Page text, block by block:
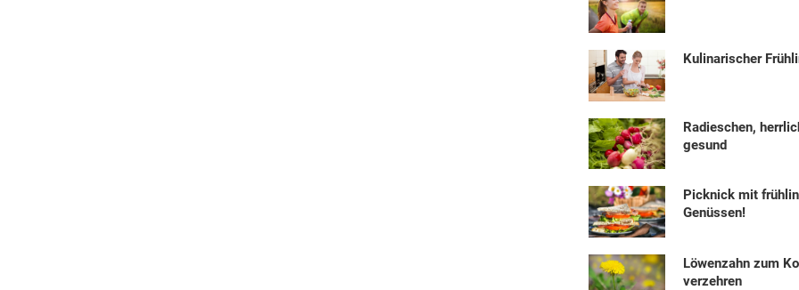
Kulinarischer
Radieschen,
gesund
Picknick mit
Genüssen!
Löwenzahn zum
verzehren